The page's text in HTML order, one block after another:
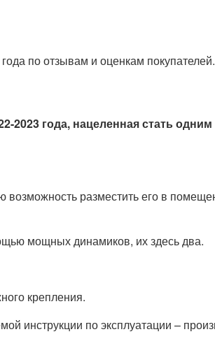
по отзывам и оценкам покупателей.
2023 года, нацеленная стать
возможность разместить его в
мощных динамиков, их здесь два.
крепления.
инструкции по эксплуатации –